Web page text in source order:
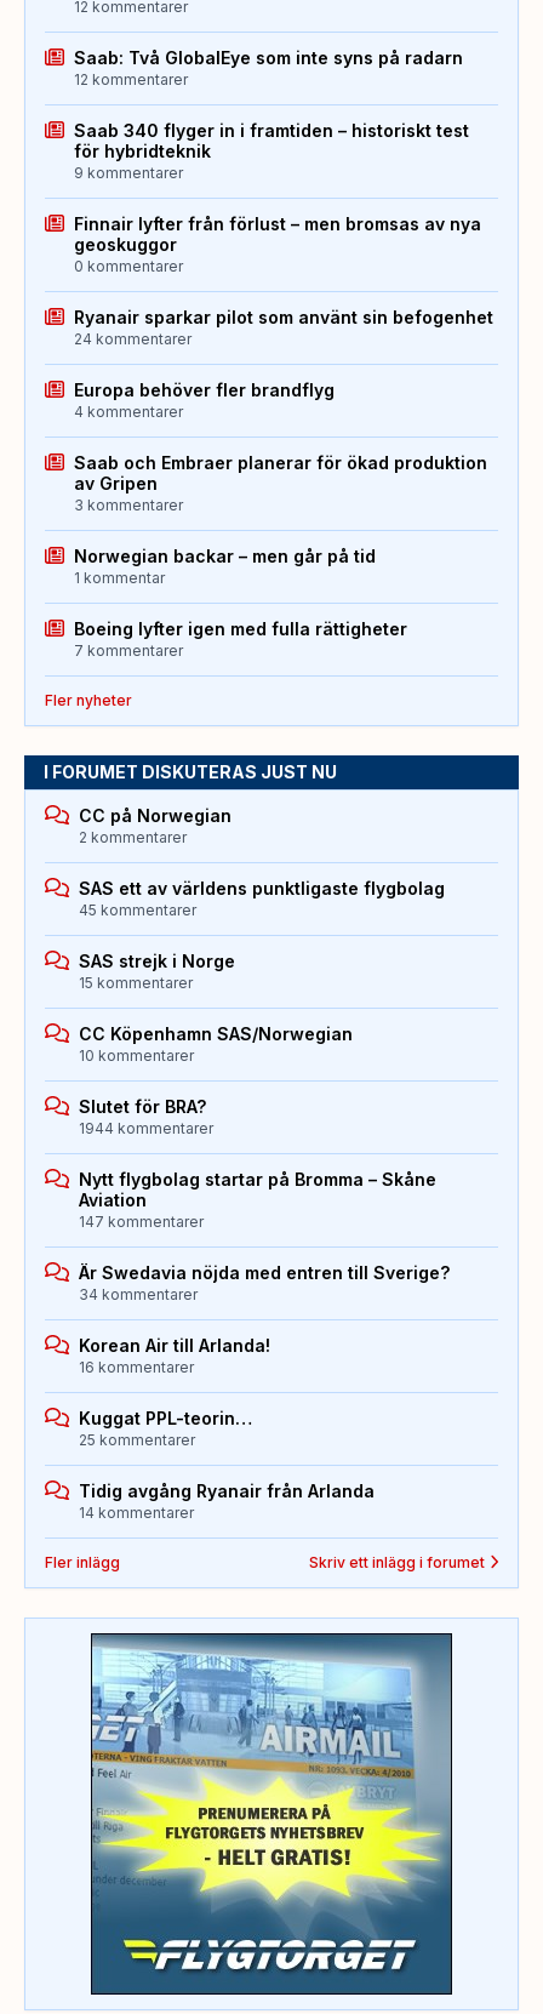
12 kommentarer
Saab: Två GlobalEye som inte syns på radarn
12 kommentarer
Saab 340 flyger in i framtiden – historiskt test
för hybridteknik
9 kommentarer
Finnair lyfter från förlust – men bromsas av nya
geoskuggor
0 kommentarer
Ryanair sparkar pilot som använt sin befogenhet
24 kommentarer
Europa behöver fler brandflyg
4 kommentarer
Saab och Embraer planerar för ökad produktion
av Gripen
3 kommentarer
Norwegian backar – men går på tid
1 kommentar
Boeing lyfter igen med fulla rättigheter
7 kommentarer
Fler nyheter
I FORUMET DISKUTERAS JUST NU
CC på Norwegian
2 kommentarer
SAS ett av världens punktligaste flygbolag
45 kommentarer
SAS strejk i Norge
15 kommentarer
CC Köpenhamn SAS/Norwegian
10 kommentarer
Slutet för BRA?
1944 kommentarer
Nytt flygbolag startar på Bromma – Skåne
Aviation
147 kommentarer
Är Swedavia nöjda med entren till Sverige?
34 kommentarer
Korean Air till Arlanda!
16 kommentarer
Kuggat PPL-teorin…
25 kommentarer
Tidig avgång Ryanair från Arlanda
14 kommentarer
Fler inlägg Skriv ett inlägg i forumet